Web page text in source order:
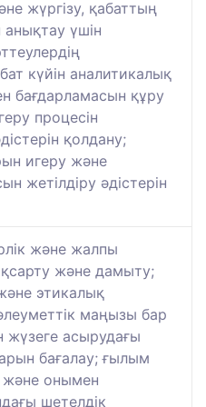
жүргізу, қабаттың
анықтау үшін
күйін аналитикалық
бағдарламасын құру
процесін
қолдану;
игеру және
жетілдіру әдістерін
және жалпы
және дамыту;
этикалық
маңызы бар
жүзеге асырудағы
бағалау; ғылым
және онымен
шетелдік